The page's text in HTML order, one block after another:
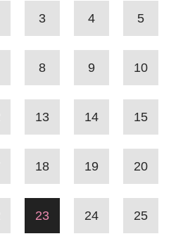
3 4 5
8 9 10
13 14 15
18 19 20
23 24 25